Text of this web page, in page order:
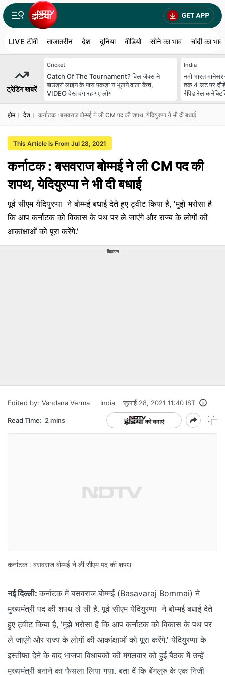
LIVE टीवी ताजातरीन देश दुनिया वीडियो सोने का भाव चांदी का भाव
ट्रेडिंग खबरें
Cricket
Catch Of The Tournament? विल जैक्स ने
बाउंड्री लाइन के पास पकड़ा न भूलने वाला कैच,
VIDEO देख दंग रह गए लोग
India
नमो भारत
तक 4 रूट पर
रैपिड रेल
होम देश कर्नाटक : बसवराज बोम्मई ने ली CM पद की शपथ, येदियुरप्पा ने भी दी बधाई
This Article is From Jul 28, 2021
कर्नाटक : बसवराज बोम्मई ने ली CM पद की
शपथ, येदियुरप्पा ने भी दी बधाई
पूर्व सीएम येदियुरप्पा ने बोम्मई बधाई देते हुए ट्वीट किया है, 'मुझे भरोसा है
कि आप कर्नाटक को विकास के पथ पर ले जाएंगे और राज्य के लोगों की
आकांक्षाओं को पूरा करेंगे.'
विज्ञापन
Edited by: Vandana Verma India जुलाई 28, 2021 11:40 IST
Read Time: 2 mins
कर्नाटक : बसवराज बोम्मई ने ली सीएम पद की शपथ
नई दिल्ली: कर्नाटक में बसवराज बोम्मई (Basavaraj Bommai) ने
मुख्यमंत्री पद की शपथ ले ली है. पूर्व सीएम येदियुरप्पा ने बोम्मई बधाई देते
हुए ट्वीट किया है, 'मुझे भरोसा है कि आप कर्नाटक को विकास के पथ पर
ले जाएंगे और राज्य के लोगों की आकांक्षाओं को पूरा करेंगे.' येदियुरप्पा के
इस्तीफा देने के बाद भाजपा विधायकों की मंगलवार को हुई बैठक में उन्हें
मुख्यमंत्री बनाने का फैसला लिया गया. बता दें कि बेंगलुरु के एक निजी